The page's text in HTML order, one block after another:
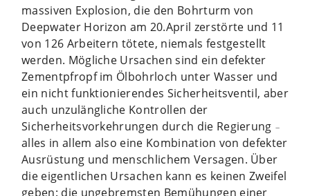
massiven Explosion, die den Bohrturm von
Deepwater Horizon am 20.April zerstörte und 11
von 126 Arbeitern tötete, niemals festgestellt
werden. Mögliche Ursachen sind ein defekter
Zementpfropf im Ölbohrloch unter Wasser und
ein nicht funktionierendes Sicherheitsventil, aber
auch unzulängliche Kontrollen der
Sicherheitsvorkehrungen durch die Regierung –
alles in allem also eine Kombination von defekter
Ausrüstung und menschlichem Versagen. Über
die eigentlichen Ursachen kann es keinen Zweifel
geben: die ungebremsten Bemühungen einer